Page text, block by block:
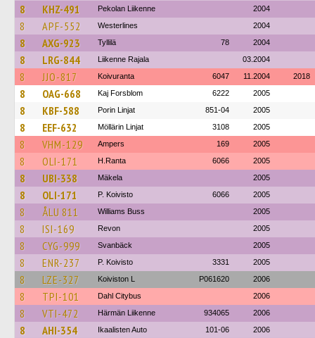
8 KHZ-491 Pekolan Liikenne 2004
8 APF-552 Westerlines 2004
8 AXG-923 Tyllilä 78 2004
8 LRG-844 Liikenne Rajala 03.2004
8 JJO-817 Koivuranta 6047 11.2004 2018
8 OAG-668 Kaj Forsblom 6222 2005
8 KBF-588 Porin Linjat 851-04 2005
8 EEF-632 Möllärin Linjat 3108 2005
8 VHM-129 Ampers 169 2005
8 OLI-171 H.Ranta 6066 2005
8 UBI-338 Mäkela 2005
8 OLI-171 P. Koivisto 6066 2005
8 ÅLU 811 Williams Buss 2005
8 ISI-169 Revon 2005
8 CYG-999 Svanbäck 2005
8 ENR-237 P. Koivisto 3331 2005
8 LZE-327 Koiviston L P061620 2006
8 TPI-101 Dahl Citybus 2006
8 VTI-472 Härmän Liikenne 934065 2006
8 AHI-354 Ikaalisten Auto 101-06 2006